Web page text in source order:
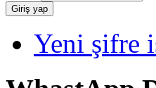
Yeni şifre